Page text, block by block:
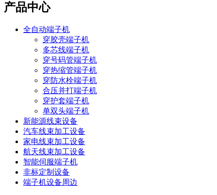
产品中心
全自动端子机
穿胶壳端子机
多芯线端子机
穿号码管端子机
穿热缩管端子机
穿防水栓端子机
合压并打端子机
穿护套端子机
单双头端子机
新能源线束设备
汽车线束加工设备
家电线束加工设备
航天线束加工设备
智能伺服端子机
非标定制设备
端子机设备周边